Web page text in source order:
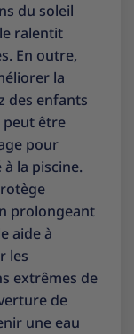
du soleil
ralentit
En outre,
la
des enfants
peut être
pour
la piscine.
prolongeant
aide à
les
extrêmes de
de
une eau